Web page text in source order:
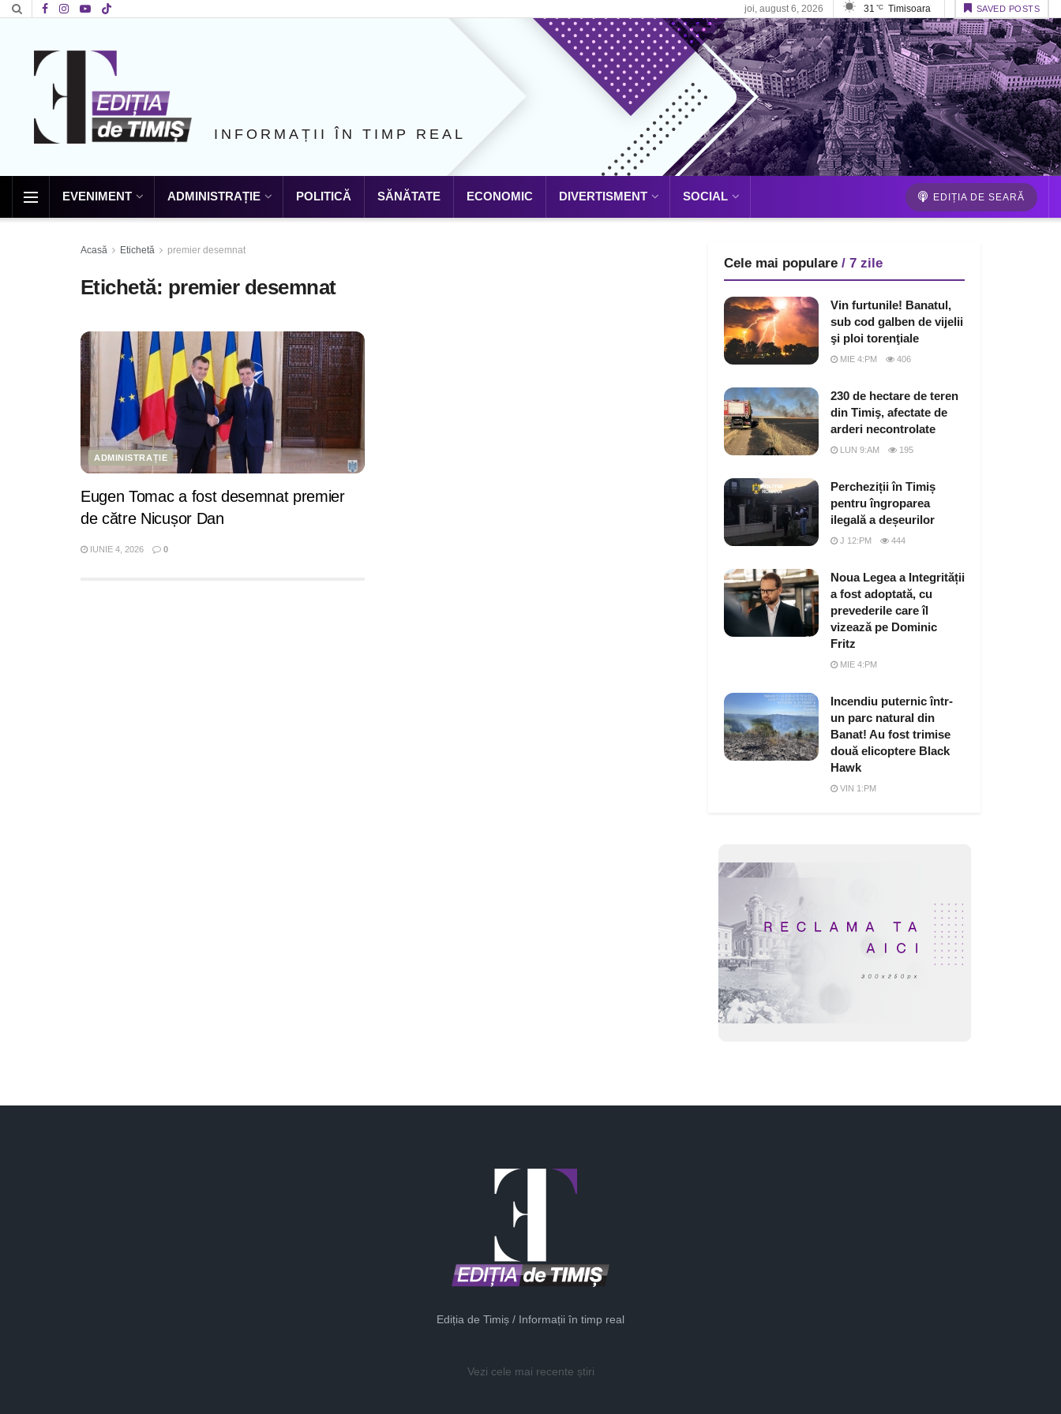
joi, august 6, 2026 31 °C Timisoara SAVED POSTS
INFORMAȚII ÎN TIMP REAL
EVENIMENT ADMINISTRAȚIE POLITICĂ SĂNĂTATE ECONOMIC DIVERTISMENT SOCIAL EDIȚIA DE SEARĂ
Acasă Etichetă premier desemnat
Etichetă: premier desemnat
ADMINISTRAȚIE
Eugen Tomac a fost desemnat premier
de către Nicușor Dan
IUNIE 4, 2026 0
Cele mai populare / 7 zile
Vin furtunile! Banatul,
sub cod galben de vijelii
şi ploi torenţiale
MIE 4:PM 406
230 de hectare de teren
din Timiş, afectate de
arderi necontrolate
LUN 9:AM 195
Percheziții în Timiș
pentru îngroparea
ilegală a deșeurilor
J 12:PM 444
Noua Legea a Integrității
a fost adoptată, cu
prevederile care îl
vizează pe Dominic
Fritz
MIE 4:PM
Incendiu puternic într-
un parc natural din
Banat! Au fost trimise
două elicoptere Black
Hawk
VIN 1:PM
Ediția de Timiș / Informații în timp real
Vezi cele mai recente știri